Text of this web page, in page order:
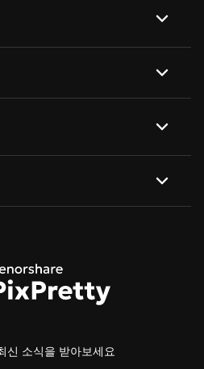
신 소식을 받아보세요
기